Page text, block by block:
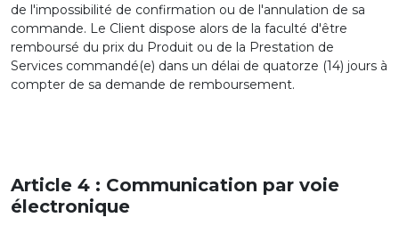
de l'impossibilité de confirmation ou de l'annulation de sa
commande. Le Client dispose alors de la faculté d'être
remboursé du prix du Produit ou de la Prestation de
Services commandé(e) dans un délai de quatorze (14) jours à
compter de sa demande de remboursement.
Article 4 : Communication par voie
électronique